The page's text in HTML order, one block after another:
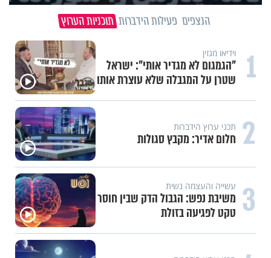
הנצפים פעילות הידברות תוכניות הערוץ
1 וידיאו מגזין
"הגמגום לא מגדיר אותי": ישראל
שטרן על המגבלה שלא עוצרת אותו
2 תכני ערוץ הידברות
חלום אדיר: מקבץ סגולות
3 עשייה והעצמה נשית
משיבת נפש: הגבול הדק שבין חוסר
טקט לפגיעה בזולת